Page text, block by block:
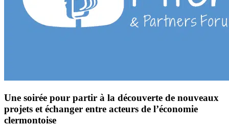
Une soirée pour partir à la découverte de nouveaux
projets et échanger entre acteurs de l’économie
clermontoise